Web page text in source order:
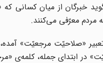
خبرگان از میان کسانی
مردم معرّفی می‌کنند.
«صلاحیّت مرجعیّت»
در ابتدای جمله، کلمه‌ی